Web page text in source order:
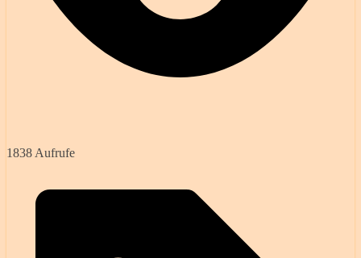
1838 Aufrufe